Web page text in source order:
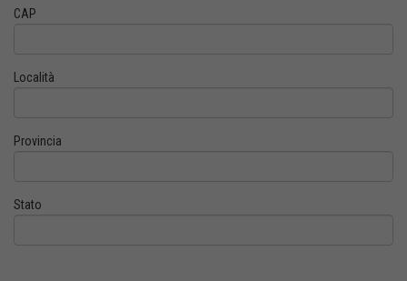
CAP
Località
Provincia
Stato